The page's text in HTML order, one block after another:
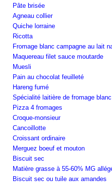
Pâte brisée
Agneau collier
Quiche lorraine
Ricotta
Fromage blanc campagne au lait
Maquereau filet sauce moutarde
Muesli
Pain au chocolat feuilleté
Hareng fumé
Spécialité laitière de fromage
Pizza 4 fromages
Croque-monsieur
Cancoillotte
Croissant ordinaire
Merguez boeuf et mouton
Biscuit sec
Matière grasse à 55-60% MG
Biscuit sec ou tuile aux amandes